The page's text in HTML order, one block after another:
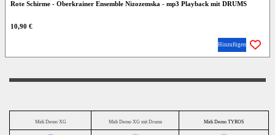
Rote Schirme - Oberkrainer Ensemble Nizozemska - mp3 Playback mit DRUMS
10,90 €
Hinzufügen
Midi Demo XG Midi Demo XG mit Drums Midi Demo TYROS